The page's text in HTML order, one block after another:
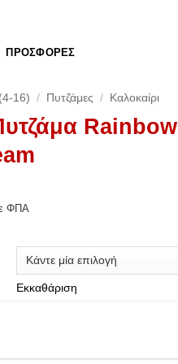
ΠΡΟΣΦΟΡΈΣ
16) / Πυτζάμες / Καλοκαίρι
Rainbow
ΦΠΑ
Εκκαθάριση